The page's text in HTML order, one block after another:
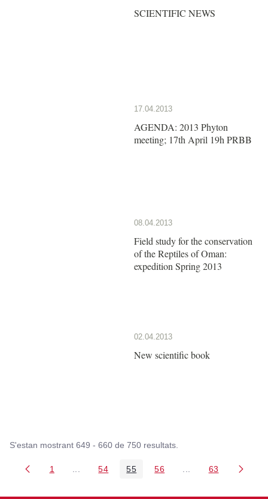
SCIENTIFIC NEWS
17.04.2013
AGENDA: 2013 Phyton
meeting; 17th April 19h PRBB
08.04.2013
Field study for the conservation
of the Reptiles of Oman:
expedition Spring 2013
02.04.2013
New scientific book
S'estan mostrant 649 - 660 de 750 resultats.
Pàgina
1 Pàgines intermèdies Utilitzeu TAB per navegar.
Pàgina
54 Pàgina
55 Pàgina
56 PàginesPàgina
63